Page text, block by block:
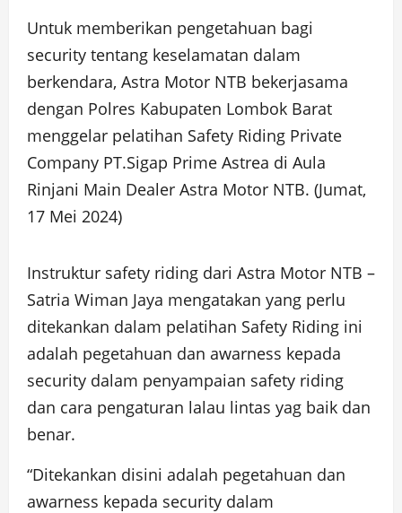
Untuk memberikan pengetahuan bagi
security tentang keselamatan dalam
berkendara, Astra Motor NTB bekerjasama
dengan Polres Kabupaten Lombok Barat
menggelar pelatihan Safety Riding Private
Company PT.Sigap Prime Astrea di Aula
Rinjani Main Dealer Astra Motor NTB. (Jumat,
17 Mei 2024)
Instruktur safety riding dari Astra Motor NTB –
Satria Wiman Jaya mengatakan yang perlu
ditekankan dalam pelatihan Safety Riding ini
adalah pegetahuan dan awarness kepada
security dalam penyampaian safety riding
dan cara pengaturan lalau lintas yag baik dan
benar.
“Ditekankan disini adalah pegetahuan dan
awarness kepada security dalam